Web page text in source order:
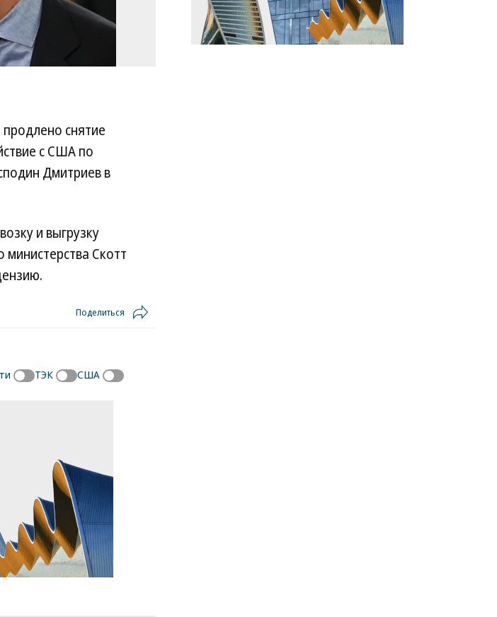
снятие
с США по
Дмитриев в
и выгрузку
министерства Скотт
Поделиться
ТЭК США